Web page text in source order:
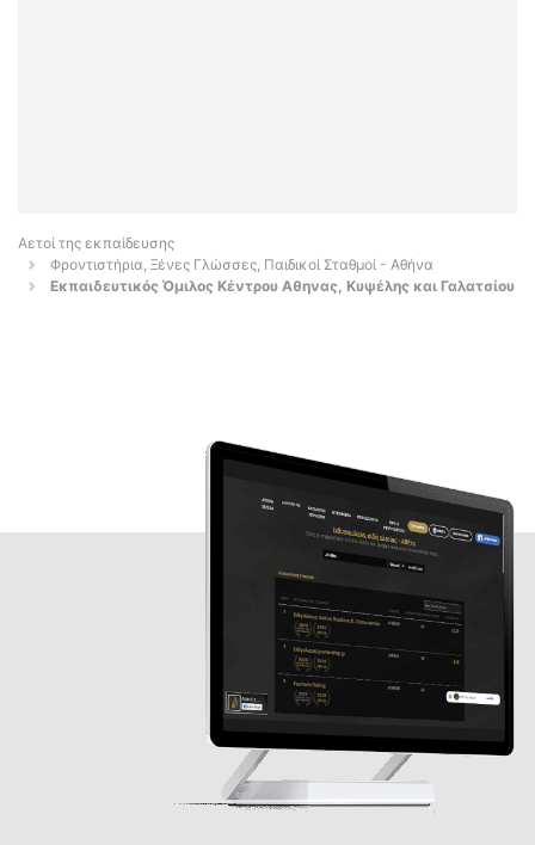
Αετοί της εκπαίδευσης
Φροντιστήρια, Ξένες Γλώσσες, Παιδικοί Σταθμοί - Αθήνα
Εκπαιδευτικός Όμιλος Κέντρου Αθηνας, Κυψέλης και Γαλατσίου